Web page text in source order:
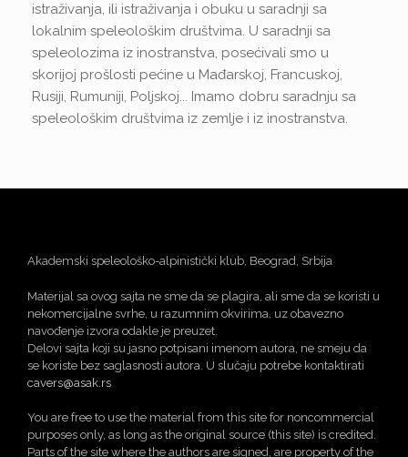
istraživanja, ili istraživanja i obuku u saradnji sa
lokalnim speleološkim društvima. U saradnji sa
speleolozima iz inostranstva, posećivali smo u
skorijoj prošlosti pećine u Mađarskoj, Francuskoj,
Rusiji, Rumuniji, Poljskoj... Imamo dobru saradnju sa
speleološkim društvima iz zemlje i iz inostranstva.
Akademski speleološko-alpinistički klub, Beograd, Srbija
Materijal sa ovog sajta ne sme da se plagira, ali sme da se koristi u
nekomercijalne svrhe, u razumnim okvirima, uz obavezno
navođenje izvora odakle je preuzet.
Delovi sajta koji su jasno potpisani imenom autora, ne smeju da
se koriste bez saglasnosti autora. U slučaju potrebe kontaktirati
cavers@asak.rs
You are free to use the material from this site for noncommercial
purposes only, as long as the original source (this site) is credited.
Parts of the site where the authors are signed, are property of the